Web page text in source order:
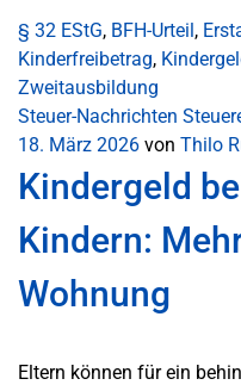
§ 32 EStG, BFH-Urteil,
Kinderfreibetrag,
Zweitausbildung
Steuer-Nachrichten
18. März 2026 von Thilo
Kindergeld
Kindern:
Wohnung
Eltern können für ein